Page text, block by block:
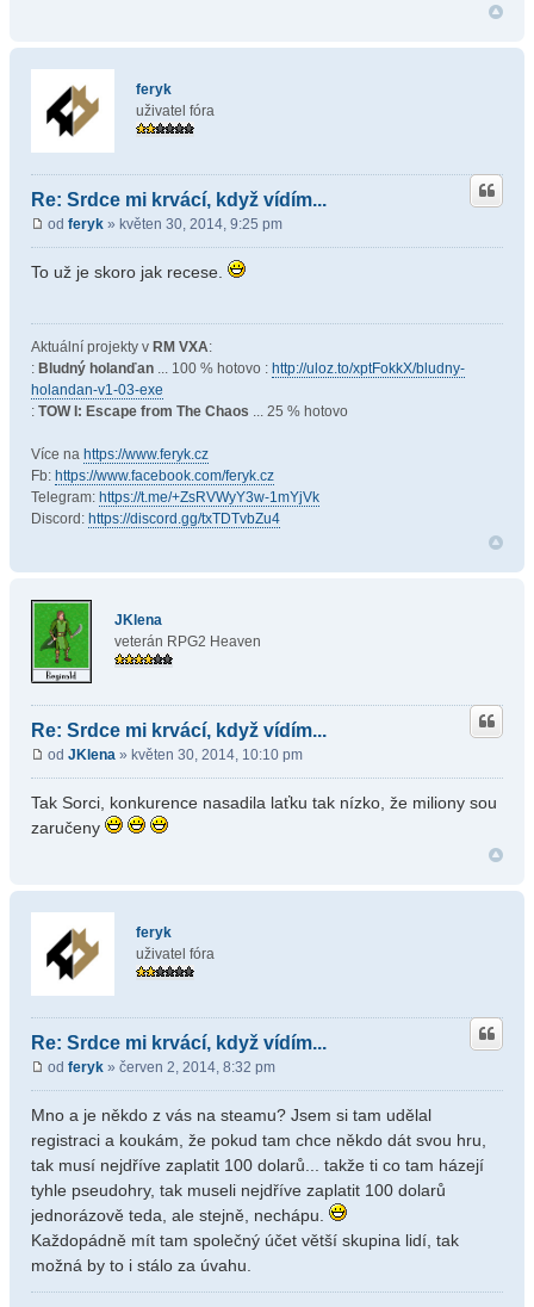
feryk
uživatel fóra
Re: Srdce mi krvácí, když vídím...
od feryk » květen 30, 2014, 9:25 pm
To už je skoro jak recese.
Aktuální projekty v RM VXA:
: Bludný holanďan ... 100 % hotovo : http://uloz.to/xptFokkX/bludny-
holandan-v1-03-exe
: TOW I: Escape from The Chaos ... 25 % hotovo
Více na https://www.feryk.cz
Fb: https://www.facebook.com/feryk.cz
Telegram: https://t.me/+ZsRVWyY3w-1mYjVk
Discord: https://discord.gg/txTDTvbZu4
JKlena
veterán RPG2 Heaven
Re: Srdce mi krvácí, když vídím...
od JKlena » květen 30, 2014, 10:10 pm
Tak Sorci, konkurence nasadila laťku tak nízko, že miliony sou
zaručeny
feryk
uživatel fóra
Re: Srdce mi krvácí, když vídím...
od feryk » červen 2, 2014, 8:32 pm
Mno a je někdo z vás na steamu? Jsem si tam udělal
registraci a koukám, že pokud tam chce někdo dát svou hru,
tak musí nejdříve zaplatit 100 dolarů... takže ti co tam házejí
tyhle pseudohry, tak museli nejdříve zaplatit 100 dolarů
jednorázově teda, ale stejně, nechápu.
Každopádně mít tam společný účet větší skupina lidí, tak
možná by to i stálo za úvahu.